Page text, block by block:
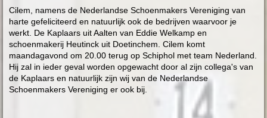
Cilem, namens de Nederlandse Schoenmakers Vereniging van
harte gefeliciteerd en natuurlijk ook de bedrijven waarvoor je
werkt. De Kaplaars uit Aalten van Eddie Welkamp en
schoenmakerij Heutinck uit Doetinchem. Cilem komt
maandagavond om 20.00 terug op Schiphol met team Nederland.
Hij zal in ieder geval worden opgewacht door al zijn collega's van
de Kaplaars en natuurlijk zijn wij van de Nederlandse
Schoenmakers Vereniging er ook bij.